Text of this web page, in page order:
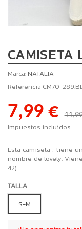
CAMISETA
Marca: NATALIA
Referencia CM70-
7,99 €
Impuestos incluidos
Esta camiseta , tiene
nombre de lovely.
42)
TALLA
S-M